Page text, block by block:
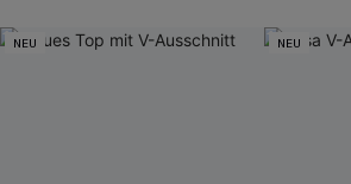
NEU NEU